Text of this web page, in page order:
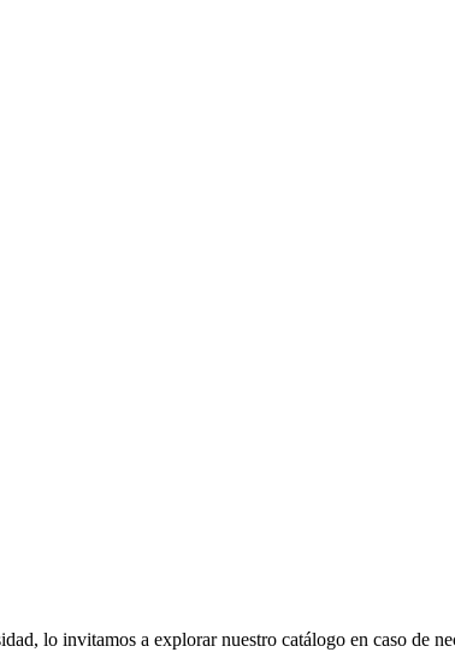
lo invitamos a explorar nuestro catálogo en caso de